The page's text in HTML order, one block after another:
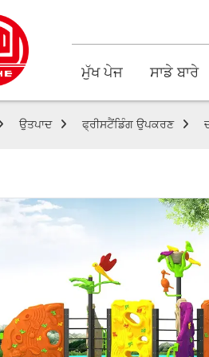
ਮੁੱਖ ਪੇਜ ਸਾਡੇ ਬਾਰੇ
ਉਤਪਾਦ ਫ੍ਰੀਸਟੈਂਡਿੰਗ ਉਪਕਰਣ